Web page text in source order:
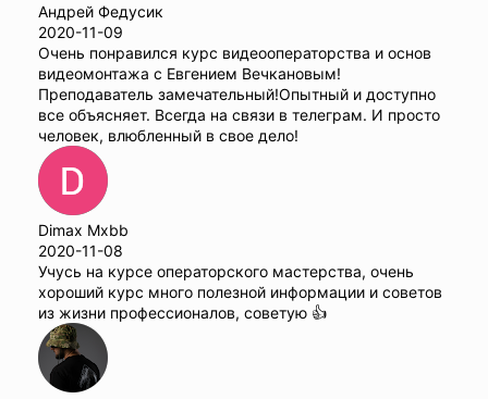
Андрей Федусик
2020-11-09
Очень понравился курс видеооператорства и основ
видеомонтажа с Евгением Вечкановым!
Преподаватель замечательный!Опытный и доступно
все объясняет. Всегда на связи в телеграм. И просто
человек, влюбленный в свое дело!
Dimax Mxbb
2020-11-08
Учусь на курсе операторского мастерства, очень
хороший курс много полезной информации и советов
из жизни профессионалов, советую 👍